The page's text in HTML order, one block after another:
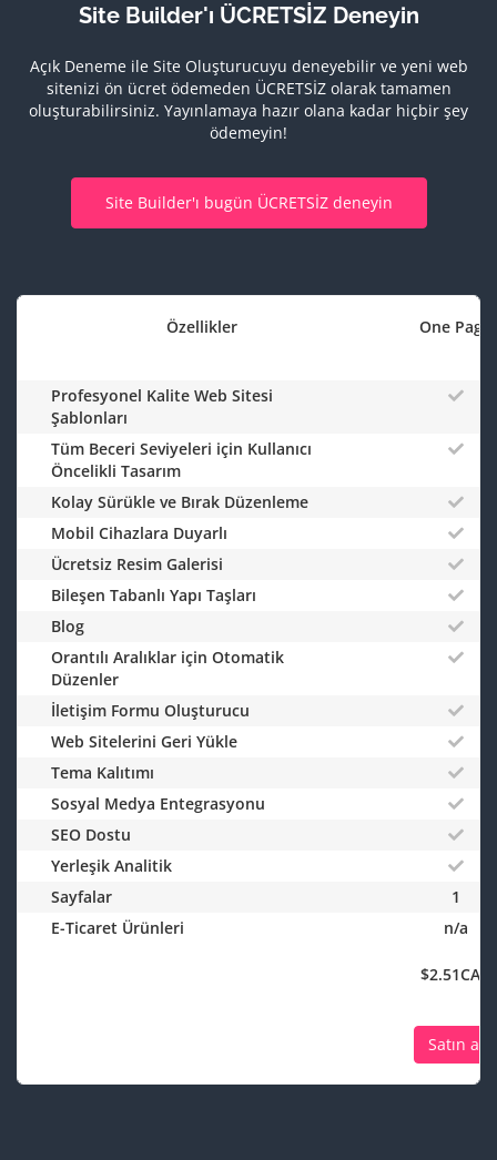
Site Builder'ı ÜCRETSİZ Deneyin
Açık Deneme ile Site Oluşturucuyu deneyebilir ve yeni web
sitenizi ön ücret ödemeden ÜCRETSİZ olarak tamamen
oluşturabilirsiniz. Yayınlamaya hazır olana kadar hiçbir şey
ödemeyin!
Site Builder'ı bugün ÜCRETSİZ deneyin
Özellikler One Page
Profesyonel Kalite Web Sitesi
Şablonları
Tüm Beceri Seviyeleri için Kullanıcı
Öncelikli Tasarım
Kolay Sürükle ve Bırak Düzenleme
Mobil Cihazlara Duyarlı
Ücretsiz Resim Galerisi
Bileşen Tabanlı Yapı Taşları
Blog
Orantılı Aralıklar için Otomatik
Düzenler
İletişim Formu Oluşturucu
Web Sitelerini Geri Yükle
Tema Kalıtımı
Sosyal Medya Entegrasyonu
SEO Dostu
Yerleşik Analitik
Sayfalar
1
E-Ticaret Ürünleri
n/a
$2.51CAD
Satın al